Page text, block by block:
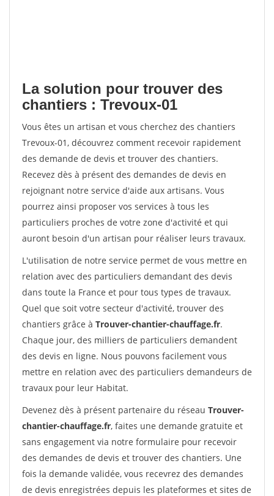
La solution pour trouver des
chantiers : Trevoux-01
Vous êtes un artisan et vous cherchez des chantiers
Trevoux-01, découvrez comment recevoir rapidement
des demande de devis et trouver des chantiers.
Recevez dès à présent des demandes de devis en
rejoignant notre service d'aide aux artisans. Vous
pourrez ainsi proposer vos services à tous les
particuliers proches de votre zone d'activité et qui
auront besoin d'un artisan pour réaliser leurs travaux.
L'utilisation de notre service permet de vous mettre en
relation avec des particuliers demandant des devis
dans toute la France et pour tous types de travaux.
Quel que soit votre secteur d'activité, trouver des
chantiers grâce à Trouver-chantier-chauffage.fr.
Chaque jour, des milliers de particuliers demandent
des devis en ligne. Nous pouvons facilement vous
mettre en relation avec des particuliers demandeurs de
travaux pour leur Habitat.
Devenez dès à présent partenaire du réseau Trouver-
chantier-chauffage.fr, faites une demande gratuite et
sans engagement via notre formulaire pour recevoir
des demandes de devis et trouver des chantiers. Une
fois la demande validée, vous recevrez des demandes
de devis enregistrées depuis les plateformes et sites de